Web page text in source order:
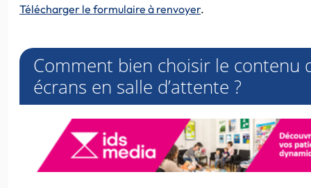
Télécharger le formulaire à renvoyer.
Comment bien choisir le contenu
écrans en salle d’attente ?